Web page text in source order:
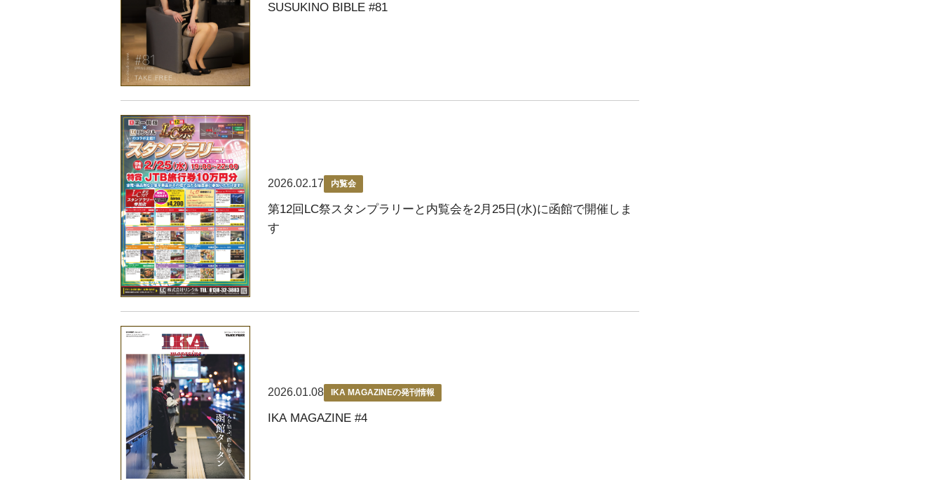
SUSUKINO BIBLE #81
2026.02.17 内覧会
第12回LC祭スタンプラリーと内覧会を2月25日(水)に函館で開催しま
す
2026.01.08 IKA MAGAZINEの発刊情報
IKA MAGAZINE #4